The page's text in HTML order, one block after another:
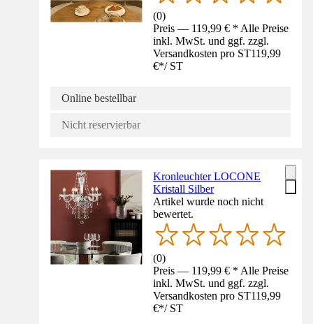
(0)
Preis — 119,99 € * Alle Preise
inkl. MwSt. und ggf. zzgl.
Versandkosten pro ST119,99
€*/ ST
Online bestellbar
Nicht reservierbar
Kronleuchter LOCONE
Kristall Silber
Artikel wurde noch nicht
bewertet.
(0)
Preis — 119,99 € * Alle Preise
inkl. MwSt. und ggf. zzgl.
Versandkosten pro ST119,99
€*/ ST